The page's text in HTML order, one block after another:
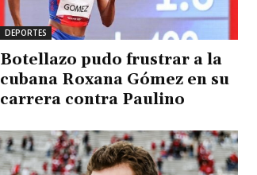
DEPORTES
Botellazo pudo frustrar a la
cubana Roxana Gómez en su
carrera contra Paulino